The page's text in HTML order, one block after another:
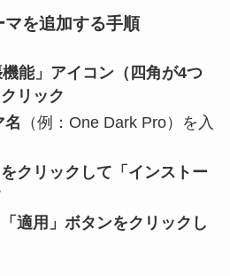
マを追加する手順
能」アイコン（四角が4つ
リック
名 （例：One Dark Pro）を入
クリックして「インストー
「適用」ボタンをクリックし